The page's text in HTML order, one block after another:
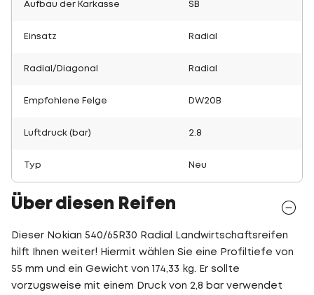
Aufbau der Karkasse SB
Einsatz Radial
Radial/Diagonal Radial
Empfohlene Felge DW20B
Luftdruck (bar) 2.8
Typ Neu
Über diesen Reifen
Dieser Nokian 540/65R30 Radial Landwirtschaftsreifen
hilft Ihnen weiter! Hiermit wählen Sie eine Profiltiefe von
55 mm und ein Gewicht von 174,33 kg. Er sollte
vorzugsweise mit einem Druck von 2,8 bar verwendet